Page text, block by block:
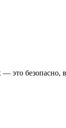
— это